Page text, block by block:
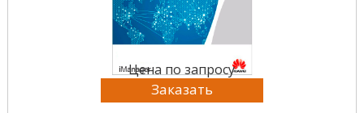
Цена по запросу
Заказать